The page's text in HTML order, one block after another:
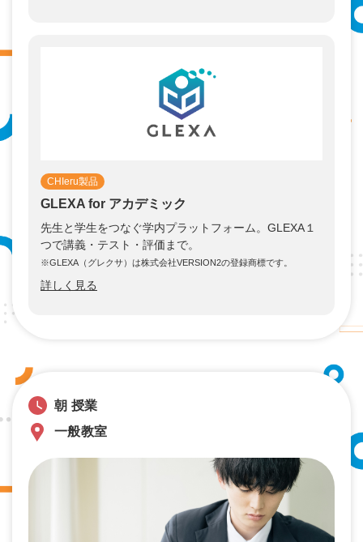
CHIeru製品
GLEXA for アカデミック
先生と学生をつなぐ学内プラットフォーム。GLEXA１
つで講義・テスト・評価まで。
※GLEXA（グレクサ）は株式会社VERSION2の登録商標です。
詳しく見る
朝 授業
一般教室